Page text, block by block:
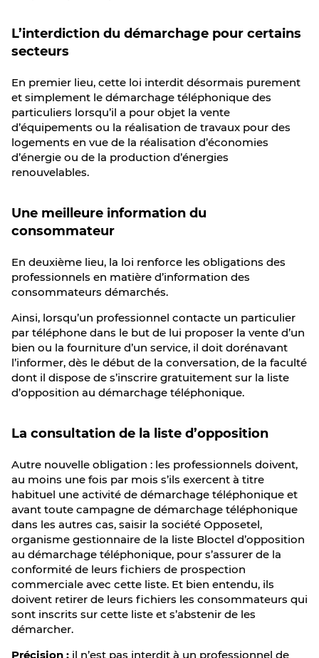
L’interdiction du démarchage pour certains
secteurs
En premier lieu, cette loi interdit désormais purement
et simplement le démarchage téléphonique des
particuliers lorsqu’il a pour objet la vente
d’équipements ou la réalisation de travaux pour des
logements en vue de la réalisation d’économies
d’énergie ou de la production d’énergies
renouvelables.
Une meilleure information du
consommateur
En deuxième lieu, la loi renforce les obligations des
professionnels en matière d’information des
consommateurs démarchés.
Ainsi, lorsqu’un professionnel contacte un particulier
par téléphone dans le but de lui proposer la vente d’un
bien ou la fourniture d’un service, il doit dorénavant
l’informer, dès le début de la conversation, de la faculté
dont il dispose de s’inscrire gratuitement sur la liste
d’opposition au démarchage téléphonique.
La consultation de la liste d’opposition
Autre nouvelle obligation : les professionnels doivent,
au moins une fois par mois s’ils exercent à titre
habituel une activité de démarchage téléphonique et
avant toute campagne de démarchage téléphonique
dans les autres cas, saisir la société Opposetel,
organisme gestionnaire de la liste Bloctel d’opposition
au démarchage téléphonique, pour s’assurer de la
conformité de leurs fichiers de prospection
commerciale avec cette liste. Et bien entendu, ils
doivent retirer de leurs fichiers les consommateurs qui
sont inscrits sur cette liste et s’abstenir de les
démarcher.
Précision : il n’est pas interdit à un professionnel de